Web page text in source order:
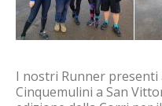
I nostri Runner presenti
Cinquemulini a San